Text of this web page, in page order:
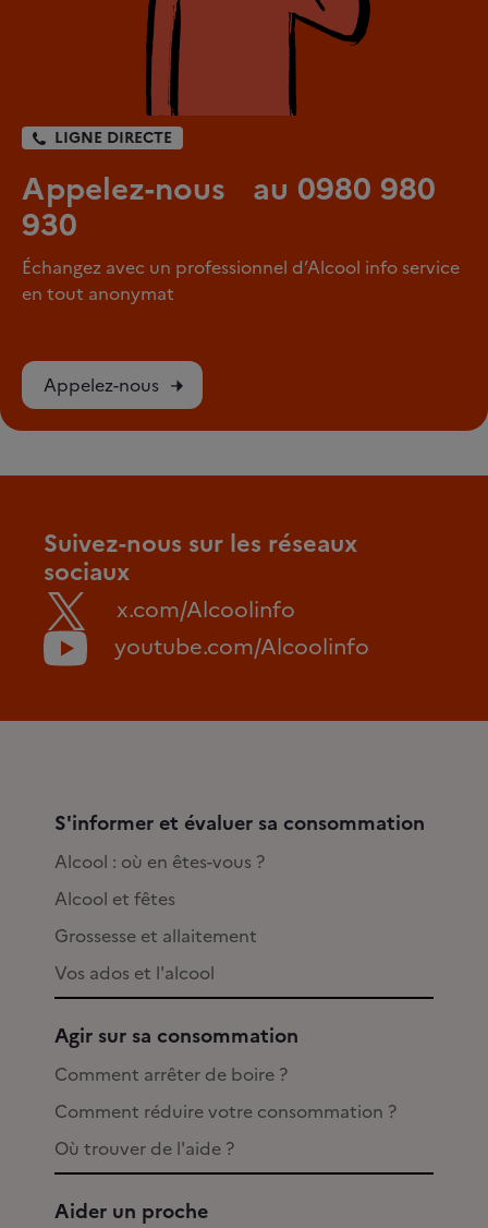
LIGNE DIRECTE
Appelez-nous au 0980 980
930
Échangez avec un professionnel d’Alcool info service
en tout anonymat
Appelez-nous
Suivez-nous sur les réseaux
sociaux
x.com/Alcoolinfo
youtube.com/Alcoolinfo
S'informer et évaluer sa consommation
Alcool : où en êtes-vous ?
Alcool et fêtes
Grossesse et allaitement
Vos ados et l'alcool
Agir sur sa consommation
Comment arrêter de boire ?
Comment réduire votre consommation ?
Où trouver de l'aide ?
Aider un proche